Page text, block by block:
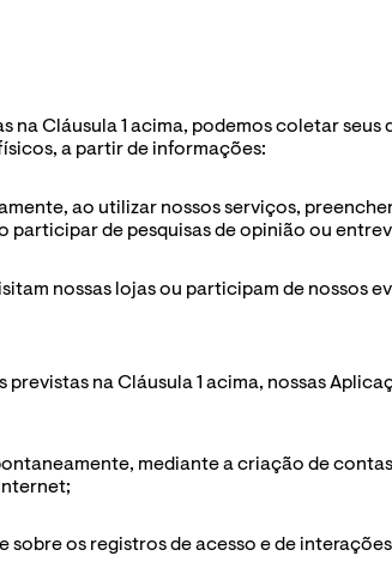
na Cláusula 1 acima, podemos coletar
a partir de informações:
ao utilizar nossos serviços,
participar de pesquisas de opinião ou
nossas lojas ou participam de nossos
previstas na Cláusula 1 acima, nossas
mediante a criação de
sobre os registros de acesso e de